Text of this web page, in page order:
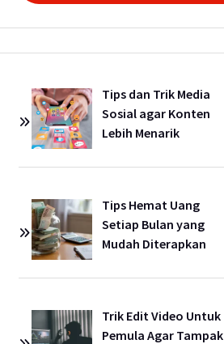
Tips dan Trik Media
Sosial agar Konten
Lebih Menarik
Tips Hemat Uang
Setiap Bulan yang
Mudah Diterapkan
Trik Edit Video Untuk
Pemula Agar Tampak